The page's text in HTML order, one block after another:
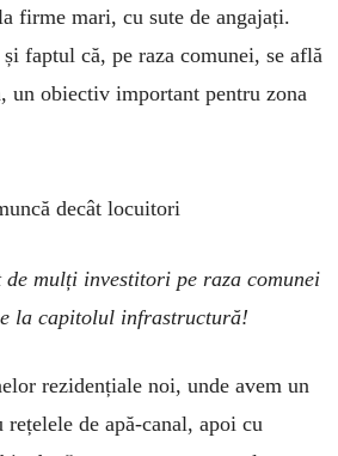
firme mari, cu sute de angajați.
și faptul că, pe raza comunei, se află
un obiectiv important pentru zona
decât locuitori
mulți investitori pe raza comunei
la capitolul infrastructură!
rezidențiale noi, unde avem un
de apă-canal, apoi cu